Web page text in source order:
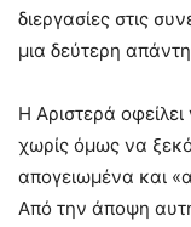
διεργασίες στις
μια δεύτερη
Η Αριστερά οφείλει
χωρίς όμως να
απογειωμένα και
Από την άποψη